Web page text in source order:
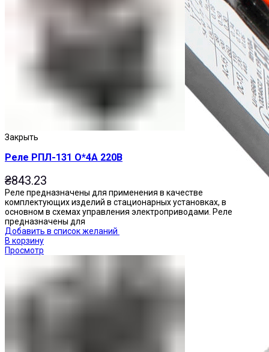
Приставки контактные
Закрыть
Реле РПЛ-131 О*4А 220В
₴843.23
Реле предназначены для применения в качестве
комплектующих изделий в стационарных установках, в
основном в схемах управления электроприводами. Реле
предназначены для
Добавить в список желаний
В корзину
Просмотр